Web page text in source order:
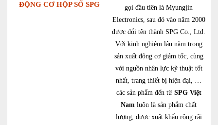
ĐỘNG CƠ HỘP SỐ SPG
gọi đầu tiên là Myungjin
Electronics, sau đó vào năm 2000
được đổi tên thành SPG Co., Ltd.
Với kinh nghiệm lâu năm trong
sản xuất động cơ giảm tốc, cùng
với nguồn nhân lực kỹ thuật tốt
nhất, trang thiết bị hiện đại, …
các sản phẩm đến từ SPG Việt
Nam luôn là sản phẩm chất
lượng, được xuất khẩu rộng rãi